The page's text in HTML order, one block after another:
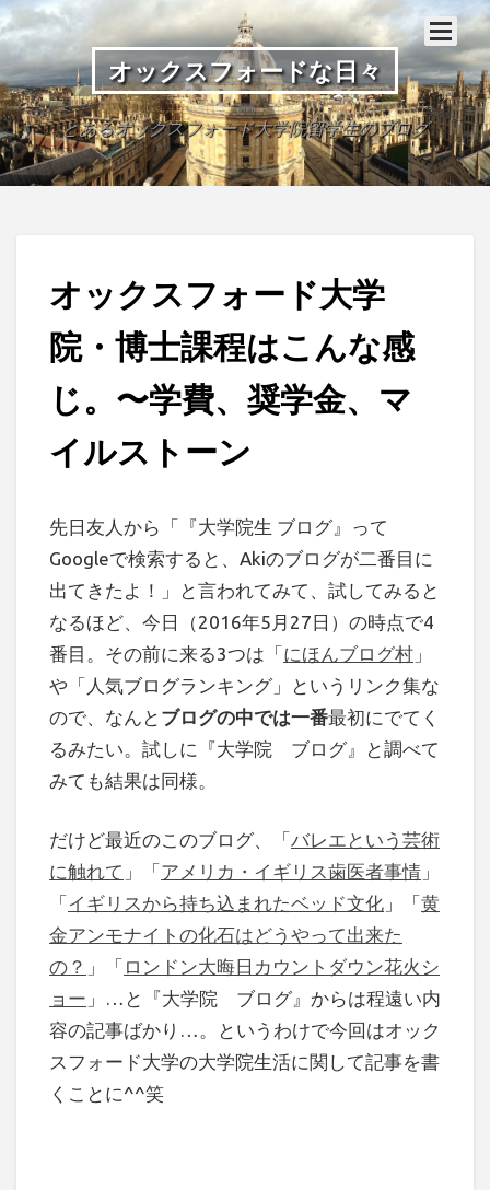
オックスフォードな日々
とあるオックスフォード大学院留学生のブログ
オックスフォード大学
院・博士課程はこんな感
じ。〜学費、奨学金、マ
イルストーン
先日友人から「『大学院生 ブログ』って
Googleで検索すると、Akiのブログが二番目に
出てきたよ！」と言われてみて、試してみると
なるほど、今日（2016年5月27日）の時点で4
番目。その前に来る3つは「にほんブログ村 」
や「人気ブログランキング」というリンク集な
ので、なんと ブログの中では一番最初にでてく
るみたい。試しに『大学院 ブログ』と調べて
みても結果は同様。
だけど最近のこのブログ、「バレエという芸術
に触れて 」「アメリカ・イギリス歯医者事情 」
「イギリスから持ち込まれたベッド文化 」「黄
金アンモナイトの化石はどうやって出来た
の？ 」「 ロンドン大晦日カウントダウン花火シ
ョー 」…と『大学院 ブログ』からは程遠い内
容の記事ばかり…。というわけで今回はオック
スフォード大学の大学院生活に関して記事を書
くことに^^笑